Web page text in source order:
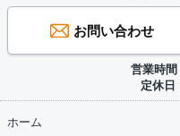
お問い合わせ
営業時間
定休日
ホーム